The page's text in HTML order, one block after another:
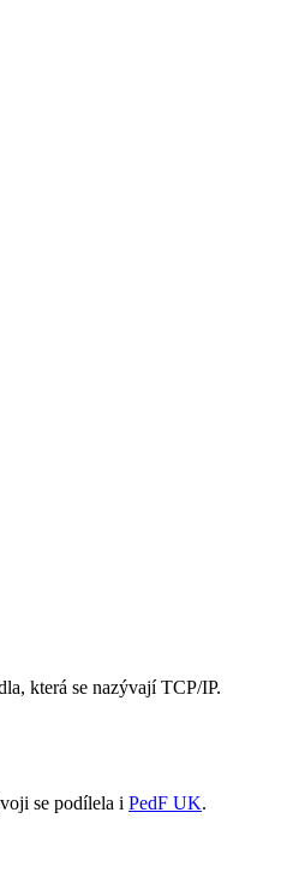
která se nazývají TCP/IP.
se podílela i PedF UK.